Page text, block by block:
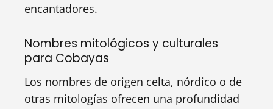
encantadores.
Nombres mitológicos y culturales
para Cobayas
Los nombres de origen celta, nórdico o de
otras mitologías ofrecen una profundidad